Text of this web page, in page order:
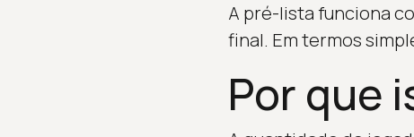
A pré-lista funciona
final. Em termos
Por que